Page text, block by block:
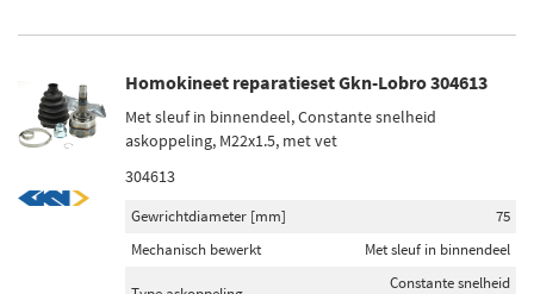
Homokineet reparatieset Gkn-Lobro 304613
Met sleuf in binnendeel, Constante snelheid
askoppeling, M22x1.5, met vet
304613
Gewrichtdiameter [mm]
75
Mechanisch bewerkt
Met sleuf in binnendeel
Constante snelheid